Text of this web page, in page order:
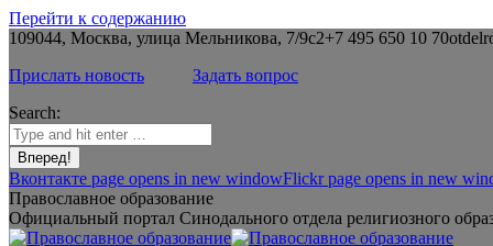
Перейти к содержанию
109044, Москва, улица Мельникова, 7/9с2+7 495 650 10 70
Прислать новость
Задать вопрос
Search:
Вконтакте page opens in new windowFlickr page opens in new
Православное образование
Официальный портал Синодального отдела религиозного